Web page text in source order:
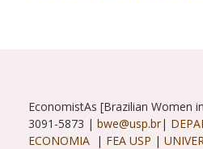
EconomistAs [Brazilian Women
3091-5873 | bwe@usp.br|
ECONOMIA | FEA USP |